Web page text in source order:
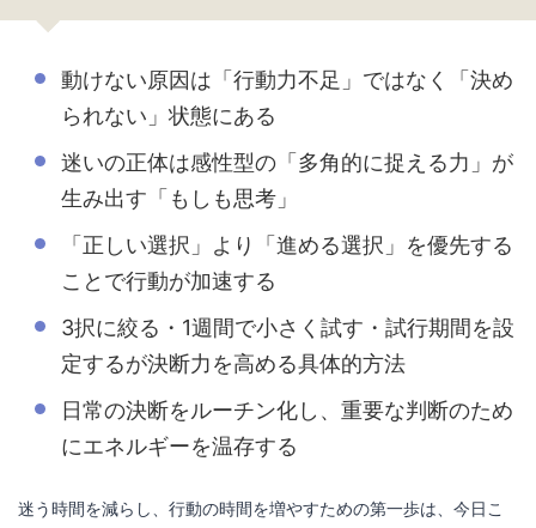
動けない原因は「行動力不足」ではなく「決め
られない」状態にある
迷いの正体は感性型の「多角的に捉える力」が
生み出す「もしも思考」
「正しい選択」より「進める選択」を優先する
ことで行動が加速する
3択に絞る・1週間で小さく試す・試行期間を設
定するが決断力を高める具体的方法
日常の決断をルーチン化し、重要な判断のため
にエネルギーを温存する
迷う時間を減らし、行動の時間を増やすための第一歩は、今日こ